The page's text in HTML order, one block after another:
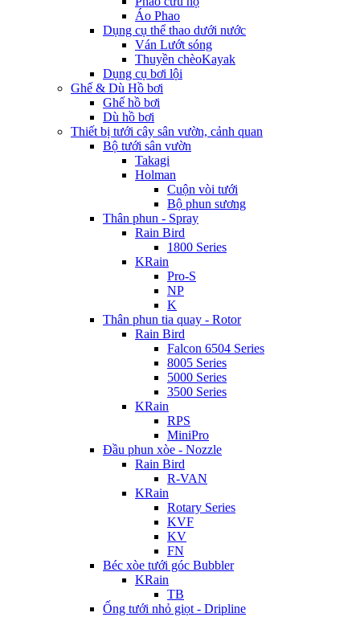
Áo Phao
Dụng cụ thể thao dưới nước
Ván Lướt sóng
Thuyền chèoKayak
Dụng cụ bơi lội
Ghế & Dù Hồ bơi
Ghế hồ bơi
Dù hồ bơi
Thiết bị tưới cây sân vườn, cảnh quan
Bộ tưới sân vườn
Takagi
Holman
Cuộn vòi tưới
Bộ phun sương
Thân phun - Spray
Rain Bird
1800 Series
KRain
Pro-S
NP
K
Thân phun tia quay - Rotor
Rain Bird
Falcon 6504 Series
8005 Series
5000 Series
3500 Series
KRain
RPS
MiniPro
Đầu phun xòe - Nozzle
Rain Bird
R-VAN
KRain
Rotary Series
KVF
KV
FN
Béc xòe tưới góc Bubbler
KRain
TB
Ống tưới nhỏ giọt - Dripline